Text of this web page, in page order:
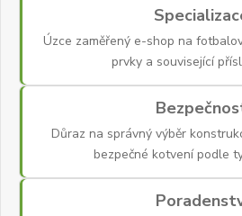
Úzce zaměřený e-shop na
prvky a související
Důraz na správný výběr
bezpečné kotvení podle